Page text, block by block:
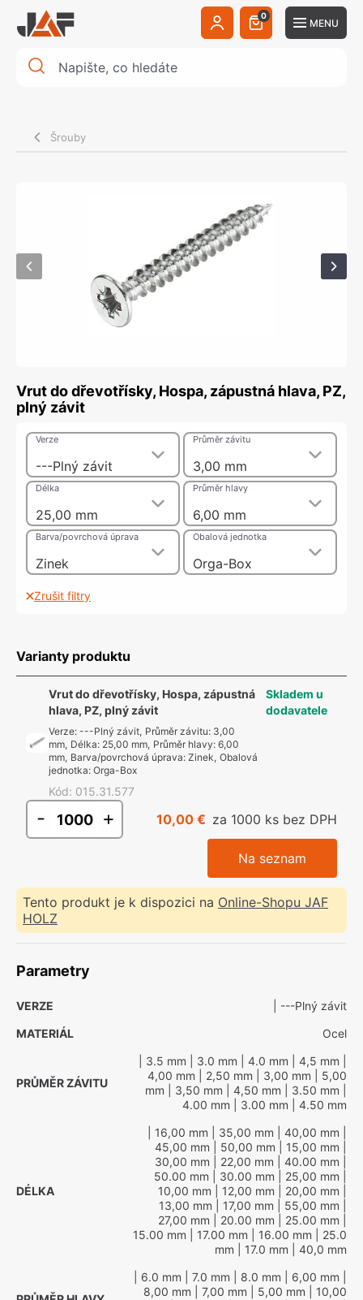
0
MENU
Šrouby
Vrut do dřevotřísky, Hospa, zápustná hlava, PZ,
plný závit
---Plný závit
Verze
3,00 mm
Průměr závitu
25,00 mm
Délka
6,00 mm
Průměr hlavy
Zinek
Barva/povrchová úprava
Orga-Box
Obalová jednotka
Zrušit filtry
Varianty produktu
Vrut do dřevotřísky, Hospa, zápustná
hlava, PZ, plný závit
Verze: ---Plný závit, Průměr závitu: 3,00
mm, Délka: 25,00 mm, Průměr hlavy: 6,00
mm, Barva/povrchová úprava: Zinek, Obalová
jednotka: Orga-Box
Kód: 015.31.577
Skladem u
dodavatele
- + 10,00 € za 1000 ks bez DPH
Na seznam
Tento produkt je k dispozici na Online-Shopu JAF
HOLZ
Parametry
VERZE
| ---Plný závit
MATERIÁL
Ocel
PRŮMĚR ZÁVITU
| 3.5 mm | 3.0 mm | 4.0 mm | 4,5 mm
4,00 mm | 2,50 mm | 3,00 mm | 5,00
mm | 3,50 mm | 4,50 mm | 3.50 mm
4.00 mm | 3.00 mm | 4.50 mm
DÉLKA
| 16,00 mm | 35,00 mm | 40,00 mm
45,00 mm | 50,00 mm | 15,00 mm
30,00 mm | 22,00 mm | 40.00 mm
50.00 mm | 30.00 mm | 25,00 mm
10,00 mm | 12,00 mm | 20,00 mm
13,00 mm | 17,00 mm | 55,00 mm
27,00 mm | 20.00 mm | 25.00 mm
15.00 mm | 17.00 mm | 16.00 mm | 25.0
mm | 17.0 mm | 40,0 mm
| 6.0 mm | 7.0 mm | 8.0 mm | 6,00 mm
8,00 mm | 7,00 mm | 5,00 mm | 10,00